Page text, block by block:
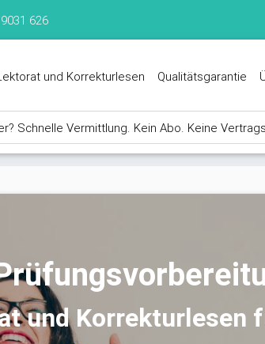
626
und Korrekturlesen Qualitätsgarantie
Schnelle Vermittlung. Kein Abo. Keine
und Korrekturlesen